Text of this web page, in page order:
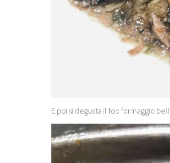
E poi si degusta il top formaggio